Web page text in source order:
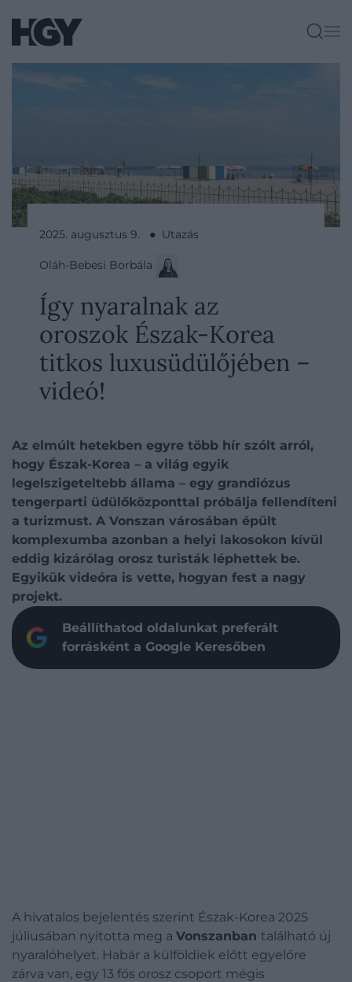
2025. augusztus 9. ● Utazás
Oláh-Bebesi Borbála
Így nyaralnak az
oroszok Észak-Korea
titkos luxusüdülőjében –
videó!
Az elmúlt hetekben egyre több hír szólt arról,
hogy Észak-Korea – a világ egyik
legelszigeteltebb állama – egy grandiózus
tengerparti üdülőközponttal próbálja fellendíteni
a turizmust. A Vonszan városában épült
komplexumba azonban a helyi lakosokon kívül
eddig kizárólag orosz turisták léphettek be.
Egyikük videóra is vette, hogyan fest a nagy
projekt.
Beállíthatod oldalunkat preferált
forrásként a Google Keresőben
A hivatalos bejelentés szerint Észak-Korea 2025
júliusában nyitotta meg a Vonszanban található új
nyaralóhelyet. Habár a külföldiek előtt egyelőre
zárva van, egy 13 fős orosz csoport mégis